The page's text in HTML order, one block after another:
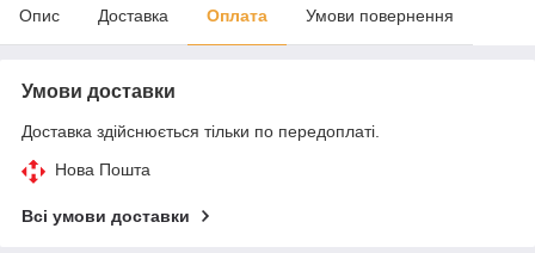
Опис Доставка Оплата Умови повернення
Умови доставки
Доставка здійснюється тільки по передоплаті.
Нова Пошта
Всі умови доставки